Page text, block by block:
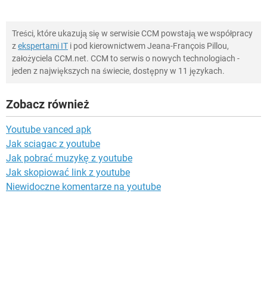
Treści, które ukazują się w serwisie CCM powstają we współpracy
zekspertami IT i pod kierownictwem Jeana-François Pillou,
założyciela CCM.net. CCM to serwis o nowych technologiach -
jeden z największych na świecie, dostępny w 11 językach.
Zobacz również
Youtube vanced apk
Jak sciagac z youtube
Jak pobrać muzykę z youtube
Jak skopiować link z youtube
Niewidoczne komentarze na youtube